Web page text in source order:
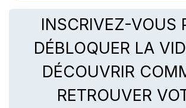
INSCRIVEZ-VOUS
DÉBLOQUER LA
DÉCOUVRIR
RETROUVER